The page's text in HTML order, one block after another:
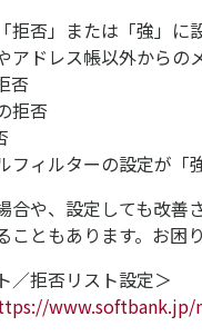
拒否」または「強」に
アドレス帳以外からの
否
拒否
フィルターの設定が「強
合や、設定しても改
こともあります。お困
／拒否リスト設定＞